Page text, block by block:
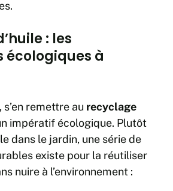
: les
à
remettre au recyclage
impératif écologique. Plutôt
dans le jardin, une série de
existe pour la réutiliser
nuire à l’environnement :